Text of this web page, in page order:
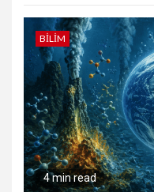
BILIM
4 min read